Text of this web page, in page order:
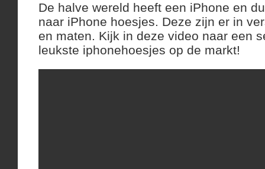
De halve wereld heeft een iPhone en
naar iPhone hoesjes. Deze zijn er in
en maten. Kijk in deze video naar een
leukste iphonehoesjes op de markt!